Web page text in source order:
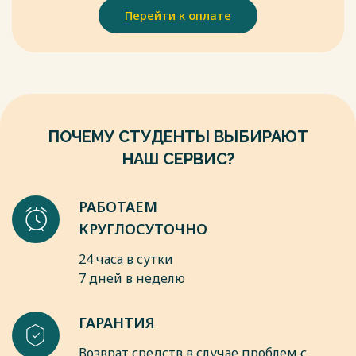
Перейти к оплате
ПОЧЕМУ СТУДЕНТЫ ВЫБИРАЮТ
НАШ СЕРВИС?
РАБОТАЕМ
КРУГЛОСУТОЧНО
24 часа в сутки
7 дней в неделю
ГАРАНТИЯ